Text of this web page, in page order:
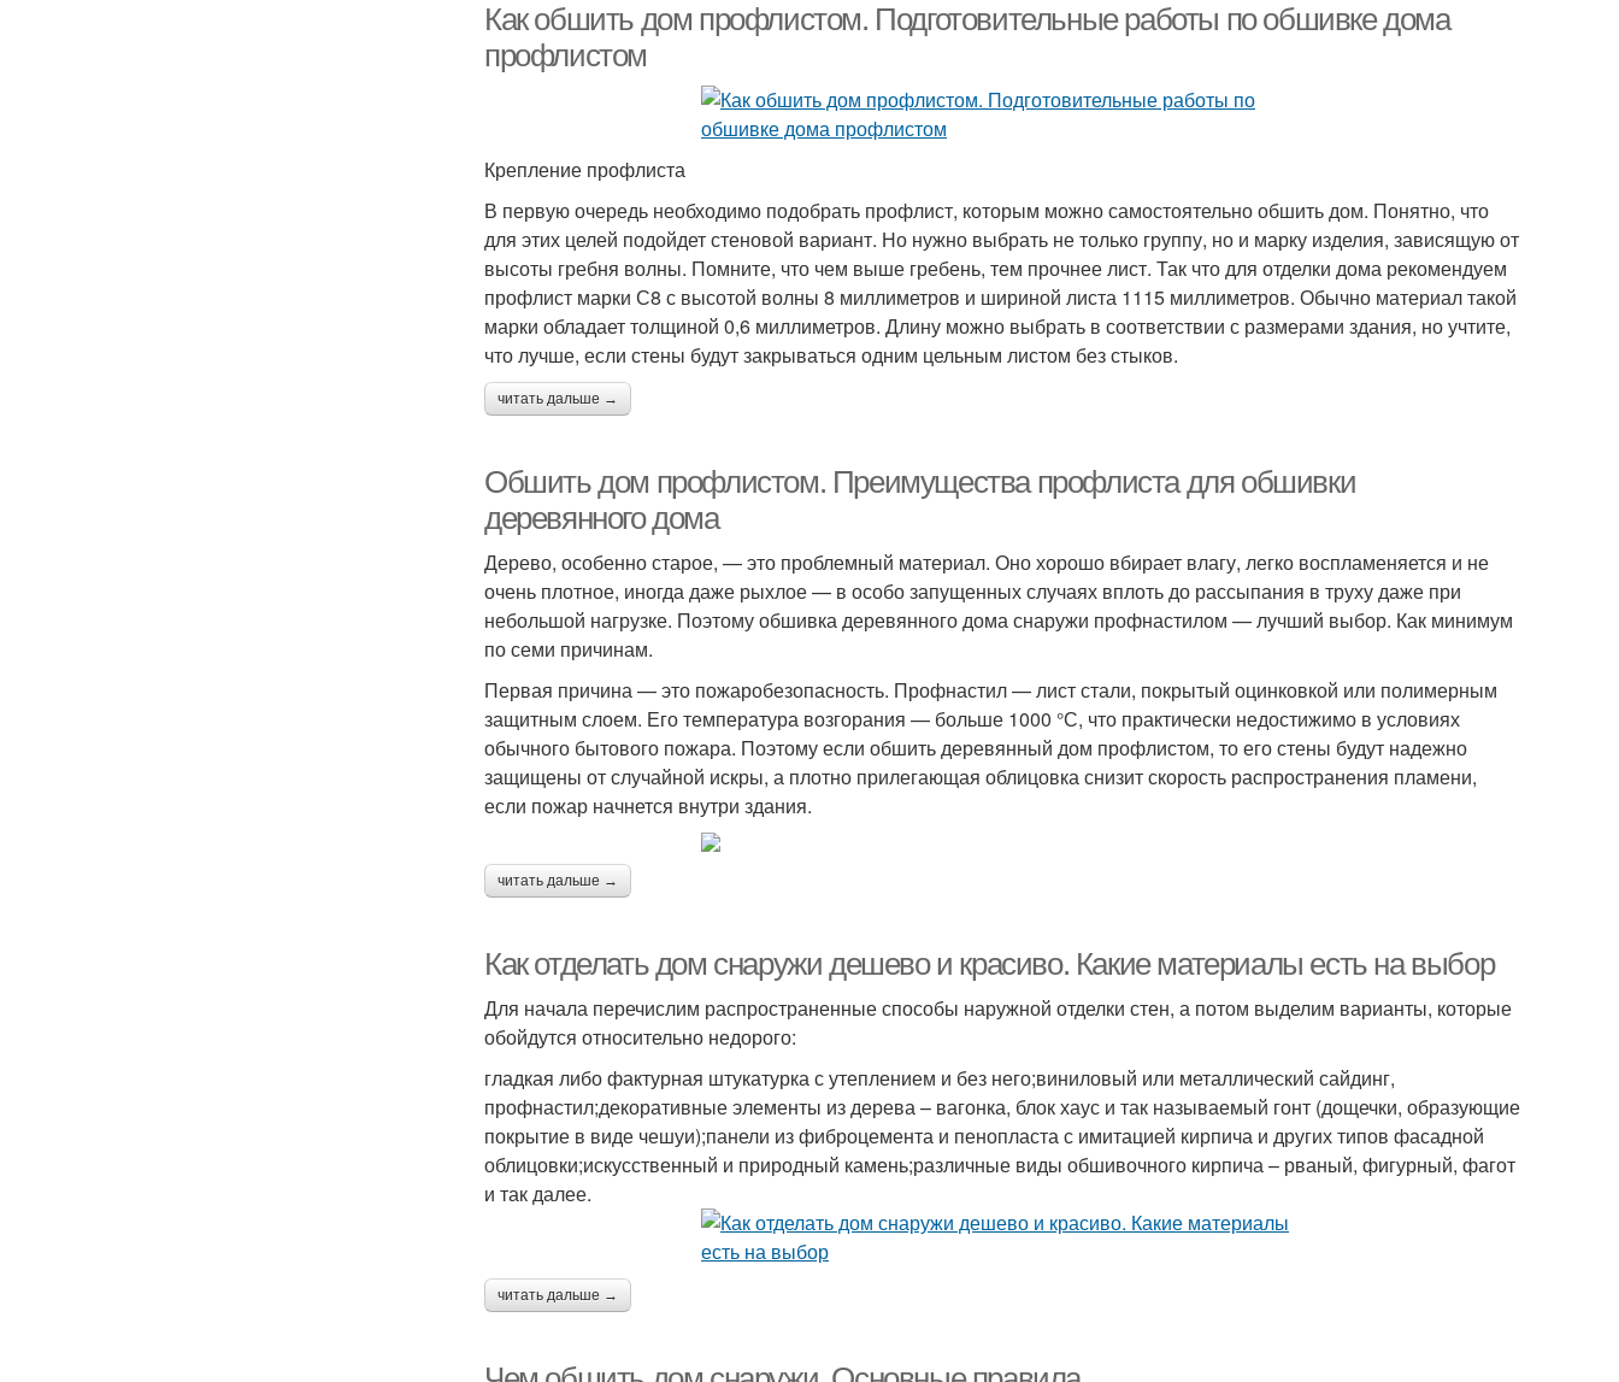
Как обшить дом профлистом. Подготовительные работы по обшивке дома
профлистом
Крепление профлиста
В первую очередь необходимо подобрать профлист, которым можно самостоятельно обшить дом. Понятно, что
для этих целей подойдет стеновой вариант. Но нужно выбрать не только группу, но и марку изделия, зависящую от
высоты гребня волны. Помните, что чем выше гребень, тем прочнее лист. Так что для отделки дома рекомендуем
профлист марки С8 с высотой волны 8 миллиметров и шириной листа 1115 миллиметров. Обычно материал такой
марки обладает толщиной 0,6 миллиметров. Длину можно выбрать в соответствии с размерами здания, но учтите,
что лучше, если стены будут закрываться одним цельным листом без стыков.
читать дальше →
Обшить дом профлистом. Преимущества профлиста для обшивки
деревянного дома
Дерево, особенно старое, — это проблемный материал. Оно хорошо вбирает влагу, легко воспламеняется и не
очень плотное, иногда даже рыхлое — в особо запущенных случаях вплоть до рассыпания в труху даже при
небольшой нагрузке. Поэтому обшивка деревянного дома снаружи профнастилом — лучший выбор. Как минимум
по семи причинам.
Первая причина — это пожаробезопасность. Профнастил — лист стали, покрытый оцинковкой или полимерным
защитным слоем. Его температура возгорания — больше 1000 °С, что практически недостижимо в условиях
обычного бытового пожара. Поэтому если обшить деревянный дом профлистом, то его стены будут надежно
защищены от случайной искры, а плотно прилегающая облицовка снизит скорость распространения пламени,
если пожар начнется внутри здания.
читать дальше →
Как отделать дом снаружи дешево и красиво. Какие материалы есть на выбор
Для начала перечислим распространенные способы наружной отделки стен, а потом выделим варианты, которые
обойдутся относительно недорого:
гладкая либо фактурная штукатурка с утеплением и без него;виниловый или металлический сайдинг,
профнастил;декоративные элементы из дерева – вагонка, блок хаус и так называемый гонт (дощечки, образующие
покрытие в виде чешуи);панели из фиброцемента и пенопласта с имитацией кирпича и других типов фасадной
облицовки;искусственный и природный камень;различные виды обшивочного кирпича – рваный, фигурный, фагот
и так далее.
читать дальше →